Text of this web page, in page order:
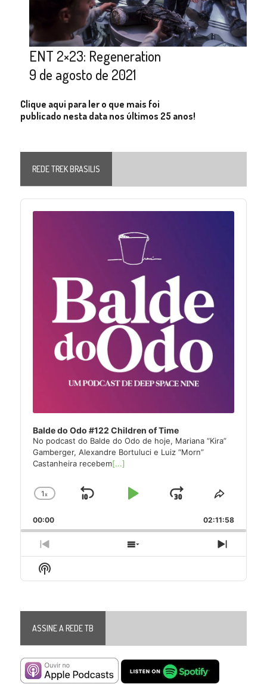
ENT 2×23: Regeneration
9 de agosto de 2021
Clique aqui para ler o que mais foi
publicado nesta data nos últimos 25 anos!
REDE TREK BRASILIS
Audio
Player
Balde do Odo #122 Children of Time
No podcast do Balde do Odo de hoje, Mariana “Kira”
Gamberger, Alexandre Bortuluci e Luiz “Morn”
Castanheira recebem[...]
Change
Rate
1x
Skip
Play
Jump
Forward
Share
Episode
00:00 02:11:58
Previous
Episode
Show
Episodes
Next
Episode
Show
Podcast
ASSINE A REDE TB